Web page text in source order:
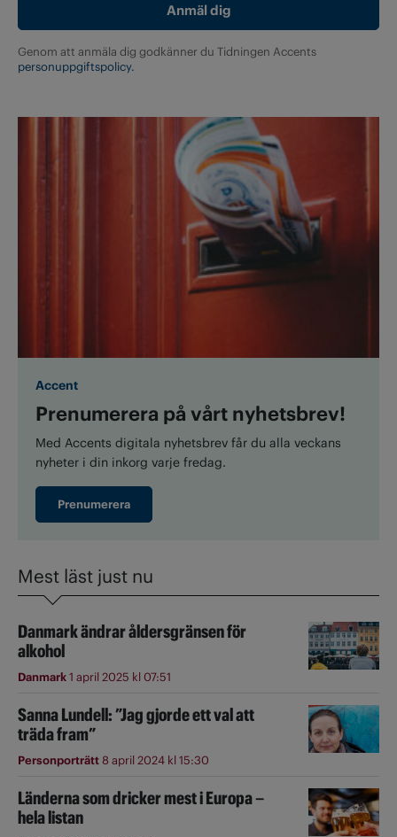
Genom att anmäla dig godkänner du Tidningen Accents
personuppgiftspolicy.
Accent
Prenumerera på vårt nyhetsbrev!
Med Accents digitala nyhetsbrev får du alla veckans
nyheter i din inkorg varje fredag.
Prenumerera
Mest läst just nu
Danmark ändrar åldersgränsen för
alkohol
Danmark1 april 2025 kl 07:51
Sanna Lundell: ”Jag gjorde ett val att
träda fram”
Personporträtt8 april 2024 kl 15:30
Länderna som dricker mest i Europa –
hela listan